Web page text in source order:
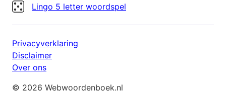
Lingo 5 letter woordspel
Privacyverklaring
Disclaimer
Over ons
© 2026 Webwoordenboek.nl